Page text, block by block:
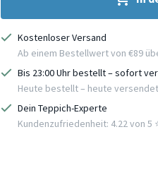
Kostenloser Versand
Ab einem Bestellwert von €89
Bis 23:00 Uhr bestellt – sofort
Heute bestellt – heute versendet
Dein Teppich-Experte
Kundenzufriedenheit: 4.22 von 5